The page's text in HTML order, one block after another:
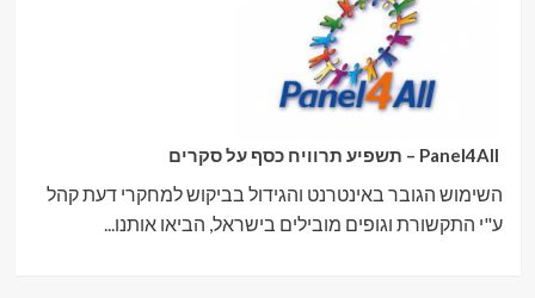
השימוש הגובר באינטרנט והגידול בביקוש למחקרי דעת קהל
ע"י התקשורת וגופים מובילים בישראל, הביאו אותנו...